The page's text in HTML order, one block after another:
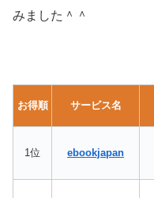
みました＾＾
お得順 サービス名
1位 ebookjapan